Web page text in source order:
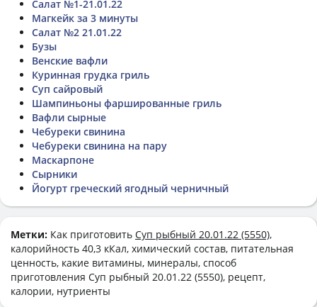
Салат №1-21.01.22
Магкейк за 3 минуты
Салат №2 21.01.22
Бузы
Венские вафли
Куринная грудка гриль
Суп сайровый
Шампиньоны фаршированные гриль
Вафли сырные
Чебуреки свинина
Чебуреки свинина на пару
Маскарпоне
Сырники
Йогурт греческий ягодный черничный
Метки: Как приготовить Суп рыбный 20.01.22 (5550),
калорийность 40,3 кКал, химический состав, питательная
ценность, какие витамины, минералы, способ
приготовления Суп рыбный 20.01.22 (5550), рецепт,
калории, нутриенты